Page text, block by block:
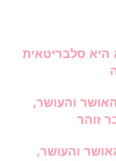
היא סלבריטאית
והעושר,
זוהר
והעושר,